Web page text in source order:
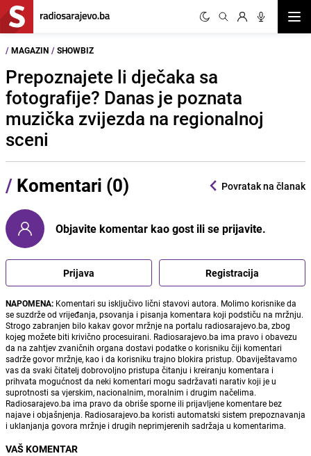
/ MAGAZIN / SHOWBIZ
Prepoznajete li dječaka sa
fotografije? Danas je poznata
muzička zvijezda na regionalnoj
sceni
/ Komentari (0) Povratak na članak
Objavite komentar kao gost ili se prijavite.
Prijava Registracija
NAPOMENA: Komentari su isključivo lični stavovi autora. Molimo korisnike da
se suzdrže od vrijeđanja, psovanja i pisanja komentara koji podstiču na mržnju.
Strogo zabranjen bilo kakav govor mržnje na portalu radiosarajevo.ba, zbog
kojeg možete biti krivično procesuirani. Radiosarajevo.ba ima pravo i obavezu
da na zahtjev zvaničnih organa dostavi podatke o korisniku čiji komentari
sadrže govor mržnje, kao i da korisniku trajno blokira pristup. Obaviještavamo
vas da svaki čitatelj dobrovoljno pristupa čitanju i kreiranju komentara i
prihvata mogućnost da neki komentari mogu sadržavati narativ koji je u
suprotnosti sa vjerskim, nacionalnim, moralnim i drugim načelima.
Radiosarajevo.ba ima pravo da obriše sporne ili prijavljene komentare bez
najave i objašnjenja. Radiosarajevo.ba koristi automatski sistem prepoznavanja
i uklanjanja govora mržnje i drugih neprimjerenih sadržaja u komentarima.
VAŠ KOMENTAR